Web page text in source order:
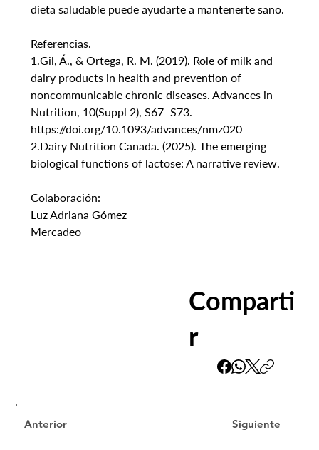
dieta saludable puede ayudarte a mantenerte sano.
Referencias.
1.Gil, Á., & Ortega, R. M. (2019). Role of milk and
dairy products in health and prevention of
noncommunicable chronic diseases. Advances in
Nutrition, 10(Suppl 2), S67–S73.
https://doi.org/10.1093/advances/nmz020
2.Dairy Nutrition Canada. (2025). The emerging
biological functions of lactose: A narrative review.
Colaboración:
Luz Adriana Gómez
Mercadeo
Comparti
r
Siguiente
Anterior